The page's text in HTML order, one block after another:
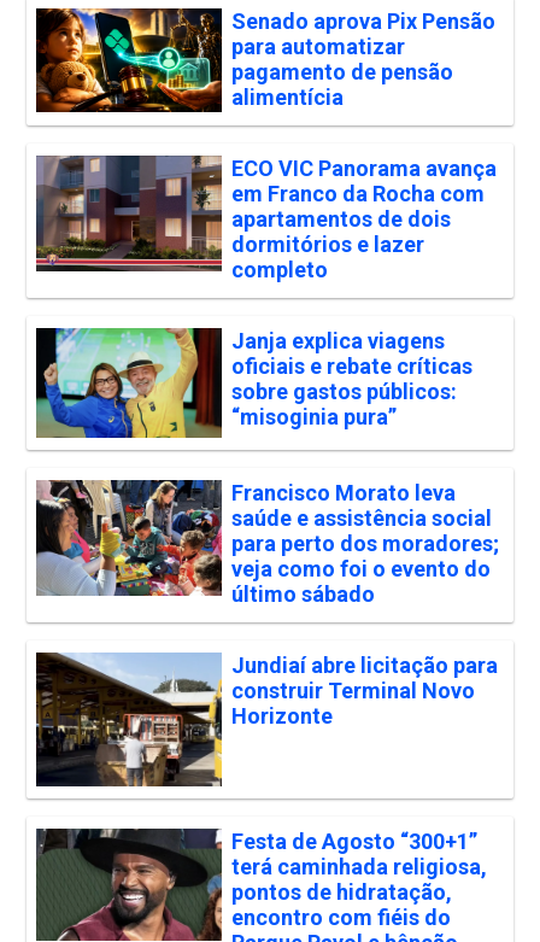
Senado aprova Pix Pensão
para automatizar
pagamento de pensão
alimentícia
ECO VIC Panorama avança
em Franco da Rocha com
apartamentos de dois
dormitórios e lazer
completo
Janja explica viagens
oficiais e rebate críticas
sobre gastos públicos:
“misoginia pura”
Francisco Morato leva
saúde e assistência social
para perto dos moradores;
veja como foi o evento do
último sábado
Jundiaí abre licitação para
construir Terminal Novo
Horizonte
Festa de Agosto “300+1”
terá caminhada religiosa,
pontos de hidratação,
encontro com fiéis do